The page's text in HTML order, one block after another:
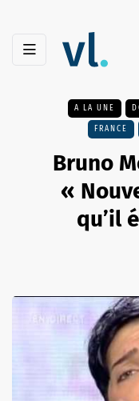
A LA UNE
FRANCE
Bruno
«
qu’il